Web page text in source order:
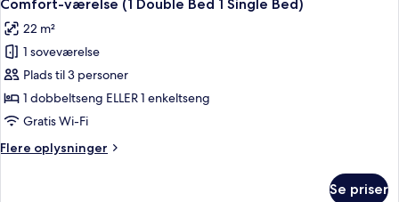
alle
billeder
af
Comfort-
værelse
(1
Bed
Comfort-værelse (1 Double Bed 1 Single Bed)
22 m²
1 soveværelse
Plads til 3 personer
1 dobbeltseng ELLER 1 enkeltseng
Gratis Wi-Fi
Flere oplysninger
Flere
Se priser